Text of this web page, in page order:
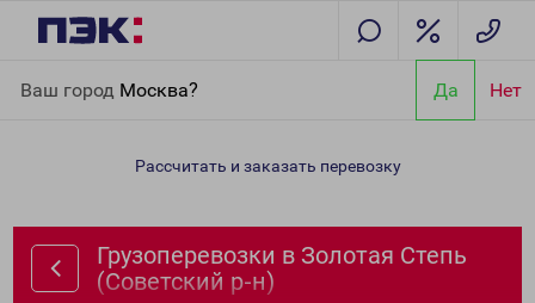
Ваш город Москва? Да Нет
(Советский р-н)
Рассчитать и заказать перевозку
Грузоперевозки в Золотая Степь
(Советский р-н)